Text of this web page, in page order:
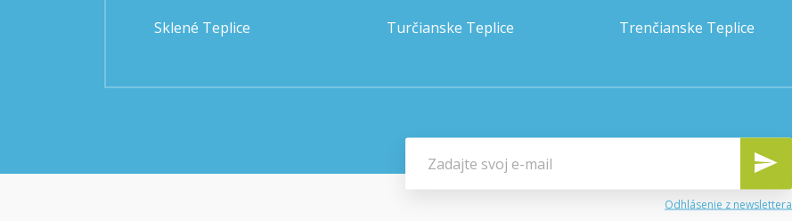
Sklené Teplice Turčianske Teplice Trenčianske Teplice
Odhlásenie z newslettera